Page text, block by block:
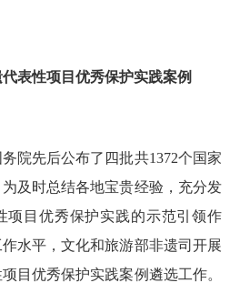
表性项目 优秀保护实践案例
院先后公布了四批共1372个国家
及时总结各地宝贵经验，充分发
项目优秀保护实践的示范引领作
水平，文化和旅游部非遗司开展
目优秀保护实践案例遴选工作。